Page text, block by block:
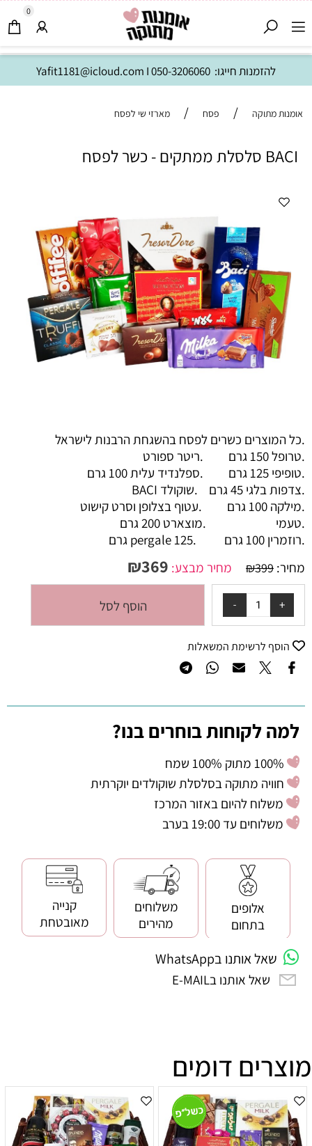
להזמנות חייגו: Yafit1181@icloud.com I050-3206060
0
אומנות מתוקה / פסח / מארזי שי לפסח
BACI סלסלת ממתקים - כשר לפסח
.כל המוצרים כשרים לפסח בהשגחת הרבנות לישראל
.טרופל 150 גרם .ריטר ספורט
.טופיפי 125 גרם .ספלנדיד עלית 100 גרם
.צדפות בלגי 45 גרם .שוקולד BACI
.מילקה 100 גרם .עטוף בצלופן וסרט קישוט
.טעמי .מוצארט 200 גרם
.רוזמרין 100 גרם .pergale 125 גרם
מחיר:
₪399 מחיר מבצע: ₪369
הוסף לסל
הוסף לרשימת המשאלות
למה לקוחות בוחרים בנו?
חוויה מתוקה בסלסלת שוקולדים יוקרתית
משלוח להיום באזור המרכז
משלוחים עד 19:00 בערב
אלופים
בתחום
משלוחים
מהירים
קנייה
מאובטחת
שאל אותנו בWhatsApp
שאל אותנו בE-MAIL
מוצרים דומים